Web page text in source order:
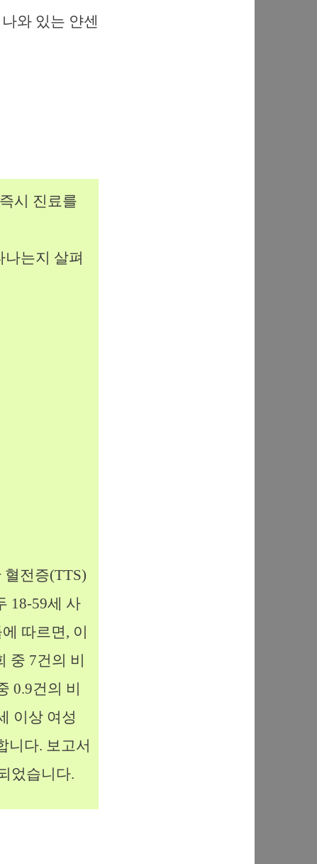
와 있는 얀센
시 진료를
는지 살펴
혈전증(TTS)
18-59세 사
따르면, 이
중 7건의 비
0.9건의 비
이상 여성
니다. 보고서
었습니다.